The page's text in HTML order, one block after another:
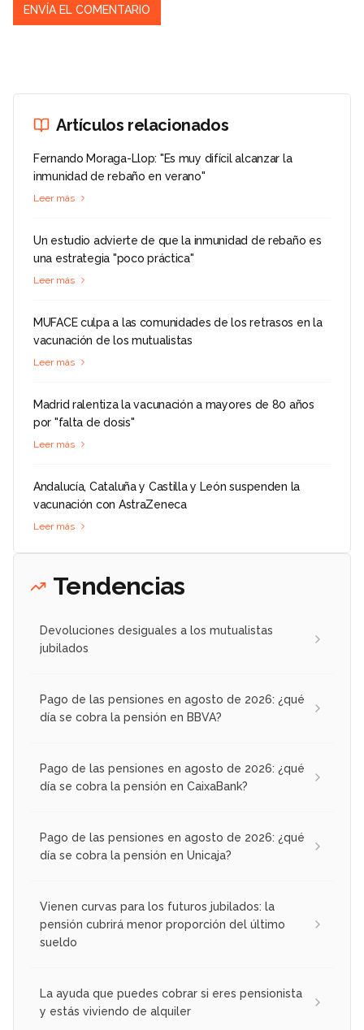
Artículos relacionados
Fernando Moraga-Llop: "Es muy difícil alcanzar la
inmunidad de rebaño en verano"
Leer más
Un estudio advierte de que la inmunidad de rebaño es
una estrategia "poco práctica"
Leer más
MUFACE culpa a las comunidades de los retrasos en la
vacunación de los mutualistas
Leer más
Madrid ralentiza la vacunación a mayores de 80 años
por "falta de dosis"
Leer más
Andalucía, Cataluña y Castilla y León suspenden la
vacunación con AstraZeneca
Leer más
Tendencias
Devoluciones desiguales a los mutualistas
jubilados
Pago de las pensiones en agosto de 2026: ¿qué
día se cobra la pensión en BBVA?
Pago de las pensiones en agosto de 2026: ¿qué
día se cobra la pensión en CaixaBank?
Pago de las pensiones en agosto de 2026: ¿qué
día se cobra la pensión en Unicaja?
Vienen curvas para los futuros jubilados: la
pensión cubrirá menor proporción del último
sueldo
La ayuda que puedes cobrar si eres pensionista
y estás viviendo de alquiler